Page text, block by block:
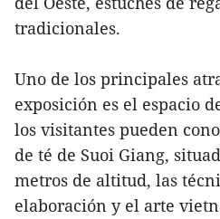
tradicionales.
Uno de los principales
exposición es el espacio
los visitantes pueden
de té de Suoi Giang,
metros de altitud, las
elaboración y el arte